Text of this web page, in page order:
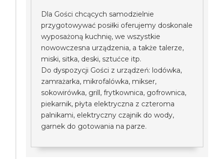
Dla Gości chcących samodzielnie
przygotowywać posiłki oferujemy doskonale
wyposażoną kuchnię, we wszystkie
nowowczesna urządzenia, a także talerze,
miski, sitka, deski, sztućce itp.
Do dyspozycji Gości z urządzeń: lodówka,
zamrażarka, mikrofalówka, mikser,
sokowirówka, grill, frytkownica, gofrownica,
piekarnik, płyta elektryczna z czteroma
palnikami, elektryczny czajnik do wody,
garnek do gotowania na parze.